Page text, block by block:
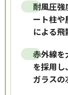
耐風圧強
ート柱
による飛
赤外線を
を採用し
ガラスの